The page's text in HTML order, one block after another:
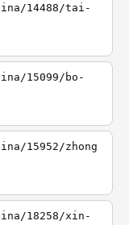
14488/tai-
15099/bo-
15952/zhong
18258/xin-